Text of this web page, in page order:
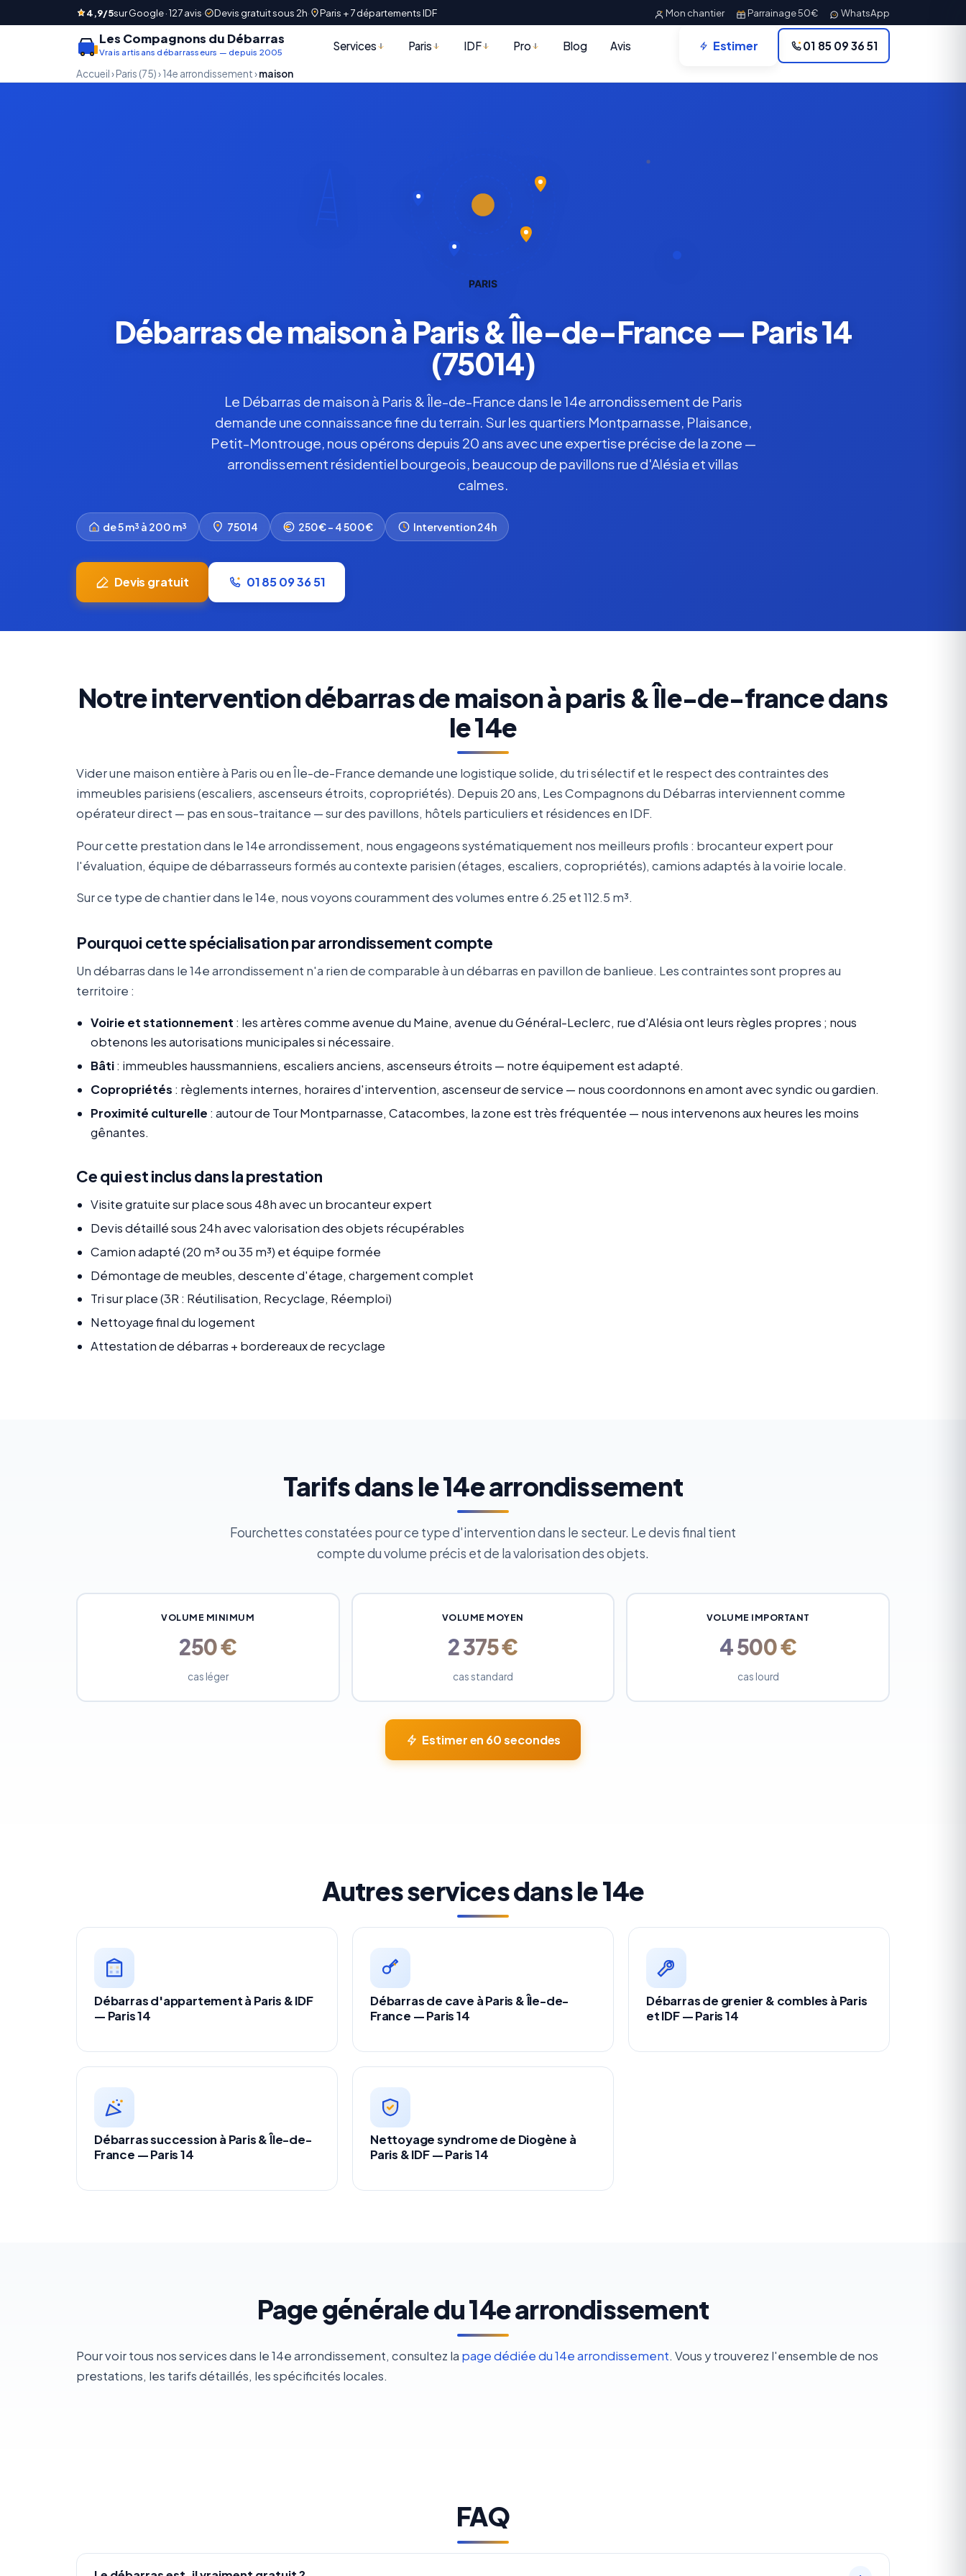
4,9/5sur Google · 127 avis· Devis gratuit sous 2h· Paris + 7 départements IDF Mon chantier Parrainage 50€ WhatsApp
Les Compagnons du Débarras
Vrais artisans débarrasseurs — depuis 2005 Services Paris IDF Pro Blog Avis Estimer 01 85 09 36 51
Accueil›Paris (75)›14e arrondissement›maison
PARIS
Débarras de maison à Paris & Île-de-France — Paris 14
(75014)
Le Débarras de maison à Paris & Île-de-France dans le 14e arrondissement de Paris
demande une connaissance fine du terrain. Sur les quartiers Montparnasse, Plaisance,
Petit-Montrouge, nous opérons depuis 20 ans avec une expertise précise de la zone —
arrondissement résidentiel bourgeois, beaucoup de pavillons rue d'Alésia et villas
calmes.
de 5 m³ à 200 m³ 75014 250€ – 4 500€ Intervention 24h
Devis gratuit 01 85 09 36 51
Notre intervention débarras de maison à paris & Île-de-france dans
le 14e
Vider une maison entière à Paris ou en Île-de-France demande une logistique solide, du tri sélectif et le respect des contraintes des
immeubles parisiens (escaliers, ascenseurs étroits, copropriétés). Depuis 20 ans, Les Compagnons du Débarras interviennent comme
opérateur direct — pas en sous-traitance — sur des pavillons, hôtels particuliers et résidences en IDF.
Pour cette prestation dans le 14e arrondissement, nous engageons systématiquement nos meilleurs profils : brocanteur expert pour
l'évaluation, équipe de débarrasseurs formés au contexte parisien (étages, escaliers, copropriétés), camions adaptés à la voirie locale.
Sur ce type de chantier dans le 14e, nous voyons couramment des volumes entre 6.25 et 112.5 m³.
Pourquoi cette spécialisation par arrondissement compte
Un débarras dans le 14e arrondissement n'a rien de comparable à un débarras en pavillon de banlieue. Les contraintes sont propres au
territoire :
Voirie et stationnement : les artères comme avenue du Maine, avenue du Général-Leclerc, rue d'Alésia ont leurs règles propres ; nous
obtenons les autorisations municipales si nécessaire.
Bâti: immeubles haussmanniens, escaliers anciens, ascenseurs étroits — notre équipement est adapté.
Copropriétés : règlements internes, horaires d'intervention, ascenseur de service — nous coordonnons en amont avec syndic ou gardien.
Proximité culturelle : autour de Tour Montparnasse, Catacombes, la zone est très fréquentée — nous intervenons aux heures les moins
gênantes.
Ce qui est inclus dans la prestation
Visite gratuite sur place sous 48h avec un brocanteur expert
Devis détaillé sous 24h avec valorisation des objets récupérables
Camion adapté (20 m³ ou 35 m³) et équipe formée
Démontage de meubles, descente d'étage, chargement complet
Tri sur place (3R : Réutilisation, Recyclage, Réemploi)
Nettoyage final du logement
Attestation de débarras + bordereaux de recyclage
Tarifs dans le 14e arrondissement
Fourchettes constatées pour ce type d'intervention dans le secteur. Le devis final tient
compte du volume précis et de la valorisation des objets.
VOLUME MINIMUM
250 €
cas léger
VOLUME MOYEN
2 375 €
cas standard
VOLUME IMPORTANT
4 500 €
cas lourd
Estimer en 60 secondes
Autres services dans le 14e
Débarras d'appartement à Paris & IDF
— Paris 14
Débarras de cave à Paris & Île-de-
France — Paris 14
Débarras de grenier & combles à Paris
et IDF — Paris 14
Débarras succession à Paris & Île-de-
France — Paris 14
Nettoyage syndrome de Diogène à
Paris & IDF — Paris 14
Page générale du 14e arrondissement
Pour voir tous nos services dans le 14e arrondissement, consultez la page dédiée du 14e arrondissement. Vous y trouverez l'ensemble de nos
prestations, les tarifs détaillés, les spécificités locales.
FAQ